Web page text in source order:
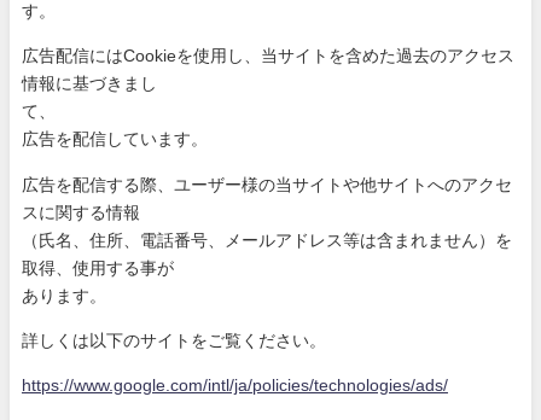
す。
広告配信にはCookieを使用し、当サイトを含めた過去のアク セス
情報に基づきまし
て、
広告を配信しています。
広告を配信する際、ユーザー様の当サイトや他サイトへのアクセ
ス に関する情報
（氏名、住所、電話番号、メールアドレス等は含まれません）を
取得、使用する事が
あります。
詳しくは以下のサイトをご覧ください。
https://www.google.com/intl/ja/policies/technologies/ads/